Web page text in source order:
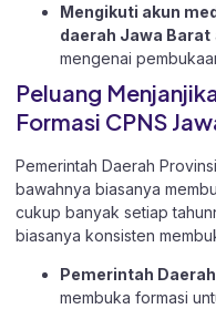
Mengikuti akun
daerah Jawa Barat
mengenai
Peluang
Formasi CPNS
Pemerintah Daerah
bawahnya biasanya
cukup banyak setiap
biasanya konsisten
Pemerintah
membuka formasi